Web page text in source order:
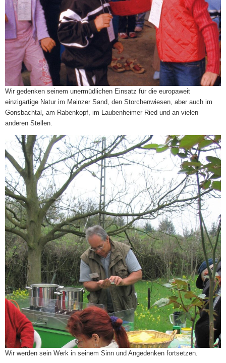
Wir gedenken seinem unermüdlichen Einsatz für die europaweit
einzigartige Natur im Mainzer Sand, den Storchenwiesen, aber auch im
Gonsbachtal, am Rabenkopf, im Laubenheimer Ried und an vielen
anderen Stellen.
Wir werden sein Werk in seinem Sinn und Angedenken fortsetzen.